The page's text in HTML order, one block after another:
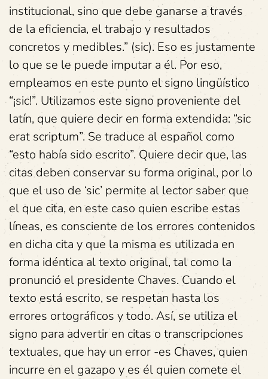
institucional, sino que debe ganarse a través
de la eficiencia, el trabajo y resultados
concretos y medibles.” (sic). Eso es justamente
lo que se le puede imputar a él. Por eso,
empleamos en este punto el signo lingüístico
“¡sic!”. Utilizamos este signo proveniente del
latín, que quiere decir en forma extendida: “sic
erat scriptum”. Se traduce al español como
“esto había sido escrito”. Quiere decir que, las
citas deben conservar su forma original, por lo
que el uso de ‘sic’ permite al lector saber que
el que cita, en este caso quien escribe estas
líneas, es consciente de los errores contenidos
en dicha cita y que la misma es utilizada en
forma idéntica al texto original, tal como la
pronunció el presidente Chaves. Cuando el
texto está escrito, se respetan hasta los
errores ortográficos y todo. Así, se utiliza el
signo para advertir en citas o transcripciones
textuales, que hay un error -es Chaves, quien
incurre en el gazapo y es él quien comete el